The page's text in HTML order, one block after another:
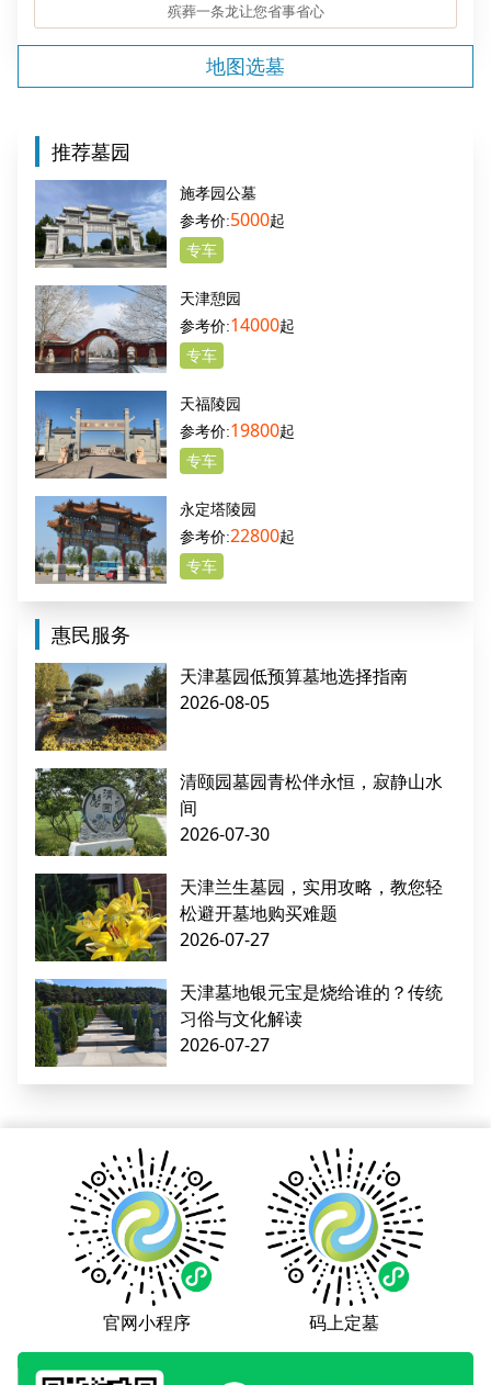
殡葬一条龙让您省事省心
地图选墓
推荐墓园
施孝园公墓
5000起
专车
天津憩园
14000起
专车
天福陵园
19800起
专车
永定塔陵园
22800起
专车
惠民服务
天津墓园低预算墓地选择指南
2026-08-05
清颐园墓园青松伴永恒，寂静山水
间
2026-07-30
天津兰生墓园，实用攻略，教您轻
松避开墓地购买难题
2026-07-27
天津墓地银元宝是烧给谁的？传统
习俗与文化解读
2026-07-27
官网小程序 码上定墓